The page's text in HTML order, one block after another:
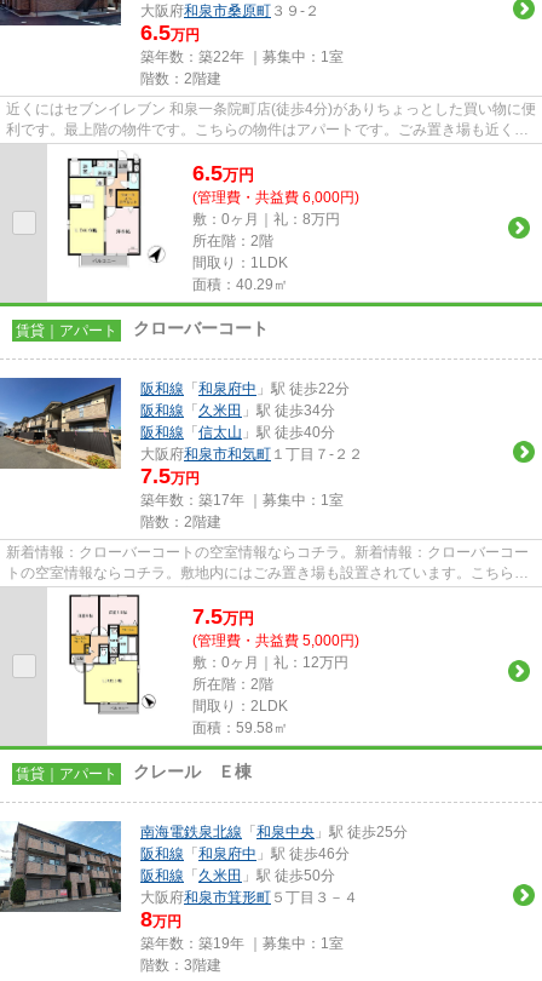
大阪府和泉市桑原町 ３９-２
6.5万円
築年数：築22年 ｜募集中： 1室
階数：2階建
近くにはセブンイレブン 和泉一条院町店(徒歩4分)がありちょっとした買い物に便
利です。最上階の物件です。こちらの物件はアパートです。ごみ置き場も近くに
あり、使い勝手もいいです...
6.5万円
(管理費・共益費 6,000円)
敷：0ヶ月｜礼：8万円
所在階：2階
間取り：1LDK
面積：40.29㎡
賃貸｜アパート クローバーコート
阪和線 「 和泉府中 」駅 徒歩22分
阪和線 「 久米田 」駅 徒歩34分
阪和線 「 信太山 」駅 徒歩40分
大阪府和泉市和気町 １丁目７-２２
7.5万円
築年数：築17年 ｜募集中： 1室
階数：2階建
新着情報：クローバーコートの空室情報ならコチラ。新着情報：クローバーコー
トの空室情報ならコチラ。敷地内にはごみ置き場も設置されています。こちらの
物件はアパートです。和泉市...
7.5万円
(管理費・共益費 5,000円)
敷：0ヶ月｜礼：12万円
所在階：2階
間取り：2LDK
面積：59.58㎡
賃貸｜アパート クレール Ｅ棟
南海電鉄泉北線 「 和泉中央 」駅 徒歩25分
阪和線 「 和泉府中 」駅 徒歩46分
阪和線 「 久米田 」駅 徒歩50分
大阪府和泉市箕形町 ５丁目３－４
8万円
築年数：築19年 ｜募集中： 1室
階数：3階建